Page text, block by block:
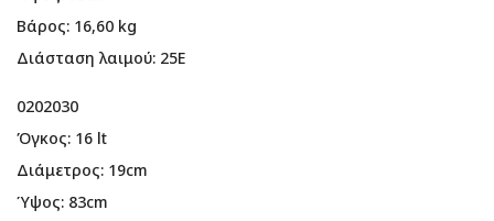
Βάρος: 16,60 kg
Διάσταση λαιμού: 25Ε
0202030
Όγκος: 16 lt
Διάμετρος: 19cm
Ύψος: 83cm